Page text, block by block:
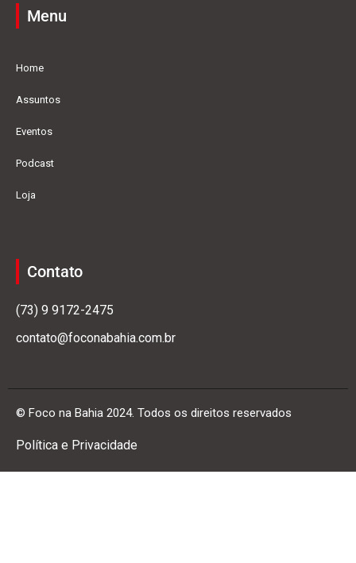
Menu
Home
Assuntos
Eventos
Podcast
Loja
Contato
(73) 9 9172-2475
contato@foconabahia.com.br
© Foco na Bahia 2024. Todos os direitos reservados
Política e Privacidade